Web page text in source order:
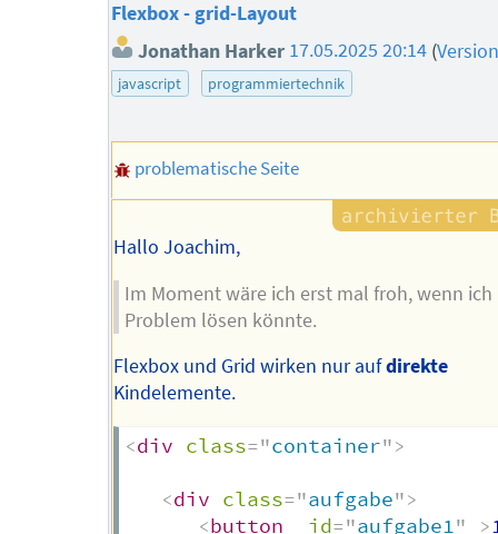
Flexbox - grid-Layout
Jonathan Harker 17.05.2025 20:14 (
javascript programmiertechnik
problematische Seite
Hallo Joachim,
Im Moment wäre ich erst mal froh, wenn ich
Problem lösen könnte.
Flexbox und Grid wirken nur aufdirekte
Kindelemente.
<div class="container">
<div class="aufgabe">
<button id="aufgabe1" >